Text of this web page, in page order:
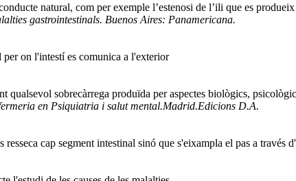
natural, com per exemple l’estenosi de l’ili que es
gastrointestinals. Buenos Aires: Panamericana.
on l'intestí es comunica a l'exterior
qualsevol sobrecàrrega produïda per aspectes biològics,
en Psiquiatria i salut mental.Madrid.Edicions D.A.
cap segment intestinal sinó que s'eixampla el pas a través